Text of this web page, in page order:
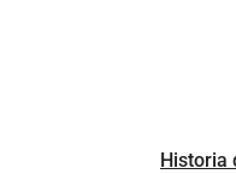
Historia